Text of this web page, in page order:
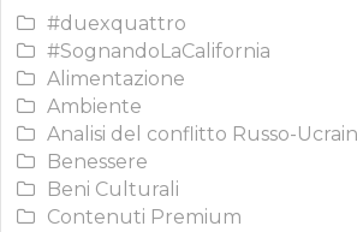
#duexquattro
#SognandoLaCalifornia
Alimentazione
Ambiente
Analisi del conflitto Russo-
Benessere
Beni Culturali
Contenuti Premium